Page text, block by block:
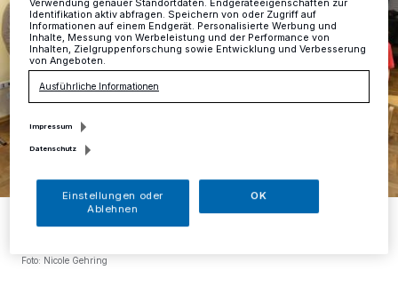
Matthias Röttger macht die Arbeit mit den Kinder- und
Jugendchören jede Menge Spaß und der darf auch nicht zu kurz
Foto: Nicole Gehring
Verwendung genauer Standortdaten. Endgeräteeigenschaften zur
Identifikation aktiv abfragen. Speichern von oder Zugriff auf
Informationen auf einem Endgerät. Personalisierte Werbung und
Inhalte, Messung von Werbeleistung und der Performance von
Inhalten, Zielgruppenforschung sowie Entwicklung und Verbesserung
von Angeboten.
Ausführliche Informationen
Impressum
Datenschutz
Einstellungen oder
Ablehnen
OK